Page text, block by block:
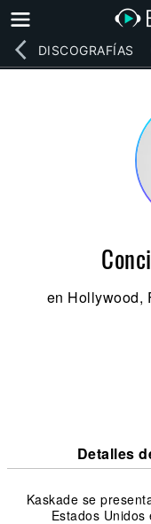
DISCOGRAFÍAS
en Hollywood,
Detalles
Kaskade se
Estados